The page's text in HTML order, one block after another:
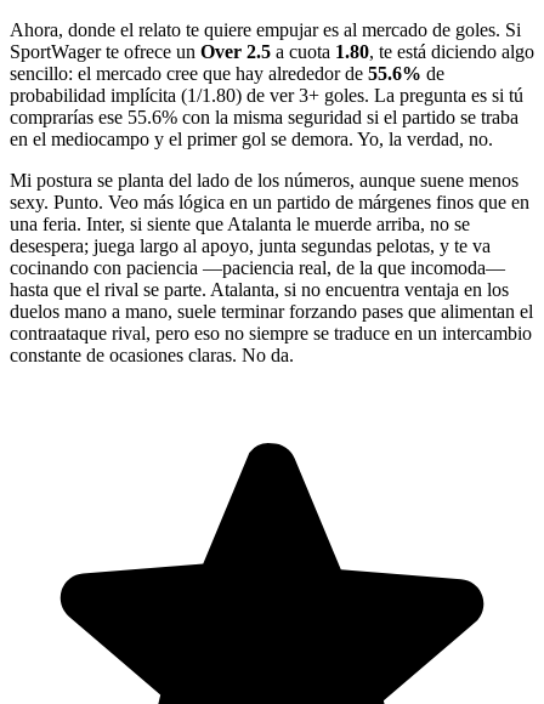
Ahora, donde el relato te quiere empujar es al mercado de goles. Si
SportWager te ofrece un Over 2.5 a cuota 1.80, te está diciendo algo
sencillo: el mercado cree que hay alrededor de 55.6% de
probabilidad implícita (1/1.80) de ver 3+ goles. La pregunta es si tú
comprarías ese 55.6% con la misma seguridad si el partido se traba
en el mediocampo y el primer gol se demora. Yo, la verdad, no.
Mi postura se planta del lado de los números, aunque suene menos
sexy. Punto. Veo más lógica en un partido de márgenes finos que en
una feria. Inter, si siente que Atalanta le muerde arriba, no se
desespera; juega largo al apoyo, junta segundas pelotas, y te va
cocinando con paciencia —paciencia real, de la que incomoda—
hasta que el rival se parte. Atalanta, si no encuentra ventaja en los
duelos mano a mano, suele terminar forzando pases que alimentan el
contraataque rival, pero eso no siempre se traduce en un intercambio
constante de ocasiones claras. No da.